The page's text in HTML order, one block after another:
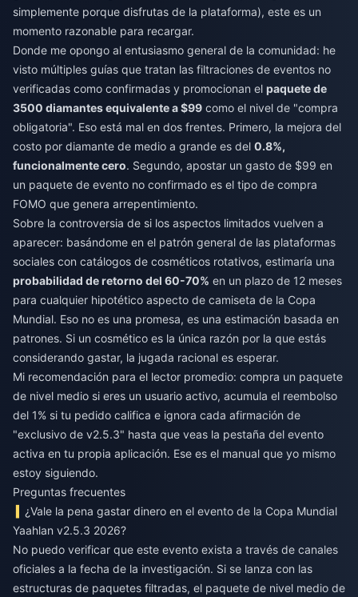
simplemente porque disfrutas de la plataforma), este es un
momento razonable para recargar.
Donde me opongo al entusiasmo general de la comunidad: he
visto múltiples guías que tratan las filtraciones de eventos no
verificadas como confirmadas y promocionan el paquete de
3500 diamantes equivalente a $99 como el nivel de "compra
obligatoria". Eso está mal en dos frentes. Primero, la mejora del
costo por diamante de medio a grande es del 0.8%,
funcionalmente cero. Segundo, apostar un gasto de $99 en
un paquete de evento no confirmado es el tipo de compra
FOMO que genera arrepentimiento.
Sobre la controversia de si los aspectos limitados vuelven a
aparecer: basándome en el patrón general de las plataformas
sociales con catálogos de cosméticos rotativos, estimaría una
probabilidad de retorno del 60-70% en un plazo de 12 meses
para cualquier hipotético aspecto de camiseta de la Copa
Mundial. Eso no es una promesa, es una estimación basada en
patrones. Si un cosmético es la única razón por la que estás
considerando gastar, la jugada racional es esperar.
Mi recomendación para el lector promedio: compra un paquete
de nivel medio si eres un usuario activo, acumula el reembolso
del 1% si tu pedido califica e ignora cada afirmación de
"exclusivo de v2.5.3" hasta que veas la pestaña del evento
activa en tu propia aplicación. Ese es el manual que yo mismo
estoy siguiendo.
Preguntas frecuentes
¿Vale la pena gastar dinero en el evento de la Copa Mundial
Yaahlan v2.5.3 2026?
No puedo verificar que este evento exista a través de canales
oficiales a la fecha de la investigación. Si se lanza con las
estructuras de paquetes filtradas, el paquete de nivel medio de